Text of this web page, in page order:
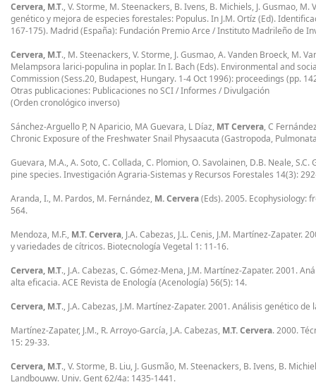
Cervera, M.T., V. Storme, M. Steenackers, B. Ivens, B. Michiels, J. Gusmao,
genético y mejora de especies forestales: Populus. In J.M. Ortíz (Ed).
167-175). Madrid (España): Fundación Premio Arce / Instituto Madrileño de
Cervera, M.T., M. Steenackers, V. Storme, J. Gusmao, A. Vanden Broeck, M.
Melampsora larici-populina in poplar. In I. Bach (Eds). Environmental and
Commission (Sess.20, Budapest, Hungary. 1-4 Oct 1996): proceedings (pp.
Otras publicaciones: Publicaciones no SCI / Informes / Divulgación
(Orden cronológico inverso)
Sánchez-Arguello P, N Aparicio, MA Guevara, L Díaz, MT Cervera, C
Chronic Exposure of the Freshwater Snail Physaacuta (Gastropoda,
Guevara, M.A., A. Soto, C. Collada, C. Plomion, O. Savolainen, D.B. Neale,
pine species. Investigación Agraria-Sistemas y Recursos Forestales 14(3):
Aranda, I., M. Pardos, M. Fernández, M. Cervera(Eds). 2005. Ecophysiology:
564.
Mendoza, M.F., M.T. Cervera, J.A. Cabezas, J.L. Cenis, J.M. Martínez-
y variedades de cítricos. Biotecnología Vegetal 1: 11-16.
Cervera, M.T., J.A. Cabezas, C. Gómez-Mena, J.M. Martínez-Zapater. 2001.
alta eficacia. ACE Revista de Enología (Acenología) 56(5): 14.
Cervera, M.T., J.A. Cabezas, J.M. Martínez-Zapater. 2001. Análisis genético
Martínez-Zapater, J.M., R. Arroyo-García, J.A. Cabezas, M.T. Cervera. 2000.
15: 29-33.
Cervera, M.T., V. Storme, B. Liu, J. Gusmão, M. Steenackers, B. Ivens, B.
Landbouww. Univ. Gent 62/4a: 1435-1441.